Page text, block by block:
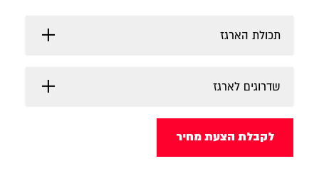
תכולת הארגז
שדרוגים לארגז
לקבלת הצעת מחיר